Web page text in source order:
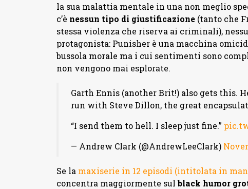
la sua malattia mentale in una non meglio
c’è nessun tipo di giustificazione(tanto che
stessa violenza che riserva ai criminali),
protagonista: Punisher è una macchina
bussola morale ma i cui sentimenti sono
non vengono mai esplorate.
Garth Ennis (another Brit!) also gets this.
run with Steve Dillon, the great
“I send them to hell. I sleep just fine.”
— Andrew Clark (@AndrewLeeClark)
Se la maxiserie in 12 episodi (intitolata in
concentra maggiormente sulblack humor